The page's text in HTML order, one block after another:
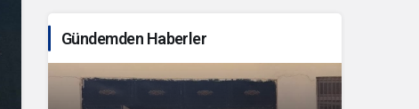
Gündemden Haberler